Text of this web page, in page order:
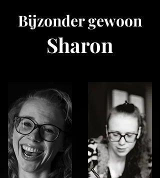
Bijzonder gewoon
Sharon